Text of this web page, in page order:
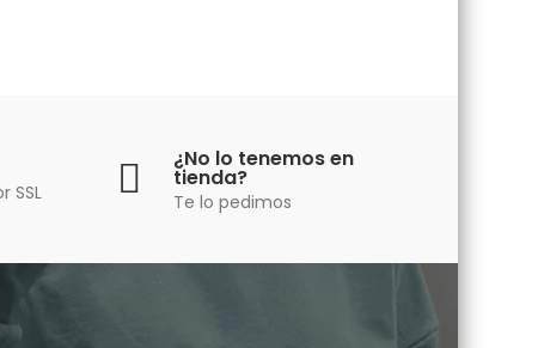
SSL
¿No lo tenemos en
tienda?
Te lo pedimos